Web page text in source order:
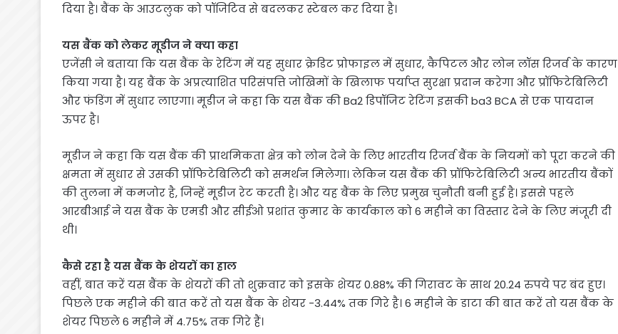
दिया है। बैंक के आउटलुक को पॉजिटिव से बदलकर स्टेबल कर दिया है।
यस बैंक को लेकर मूडीज ने क्या कहा
एजेंसी ने बताया कि यस बैंक के रेटिंग में यह सुधार क्रेडिट प्रोफाइल में सुधार, कैपिटल और लोन लॉस रिजर्व के कारण
किया गया है। यह बैंक के अप्रत्याशित परिसंपत्ति जोखिमों के खिलाफ पर्याप्त सुरक्षा प्रदान करेगा और प्रॉफिटेबिलिटी
और फंडिंग में सुधार लाएगा। मूडीज ने कहा कि यस बैंक की Ba2 डिपॉजिट रेटिंग इसकी ba3 BCA से एक पायदान
ऊपर है।
मूडीज ने कहा कि यस बैंक की प्राथमिकता क्षेत्र को लोन देने के लिए भारतीय रिजर्व बैंक के नियमों को पूरा करने की
क्षमता में सुधार से उसकी प्रॉफिटेबिलिटी को समर्थन मिलेगा। लेकिन यस बैंक की प्रॉफिटेबिलिटी अन्य भारतीय बैंकों
की तुलना में कमजोर है, जिन्हें मूडीज रेट करती है। और यह बैंक के लिए प्रमुख चुनौती बनी हुई है। इससे पहले
आरबीआई ने यस बैंक के एमडी और सीईओ प्रशांत कुमार के कार्यकाल को 6 महीने का विस्तार देने के लिए मंजूरी दी
थी।
कैसे रहा है यस बैंक के शेयरों का हाल
वहीं, बात करें यस बैंक के शेयरों की तो शुक्रवार को इसके शेयर 0.88% की गिरावट के साथ 20.24 रुपये पर बंद हुए।
पिछले एक महीने की बात करें तो यस बैंक के शेयर -3.44% तक गिरे है। 6 महीने के डाटा की बात करें तो यस बैंक के
शेयर पिछले 6 महीने में 4.75% तक गिरे हैं।